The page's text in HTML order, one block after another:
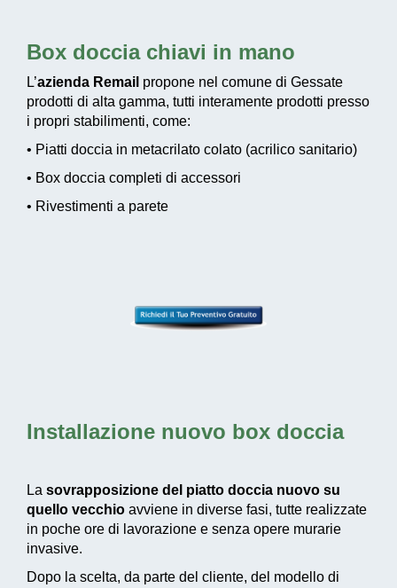
Box doccia chiavi in mano
L’azienda Remail propone nel comune di Gessate
prodotti di alta gamma, tutti interamente prodotti presso
i propri stabilimenti, come:
• Piatti doccia in metacrilato colato (acrilico sanitario)
• Box doccia completi di accessori
• Rivestimenti a parete
Installazione nuovo box doccia
La sovrapposizione del piatto doccia nuovo su
quello vecchio avviene in diverse fasi, tutte realizzate
in poche ore di lavorazione e senza opere murarie
invasive.
Dopo la scelta, da parte del cliente, del modello di